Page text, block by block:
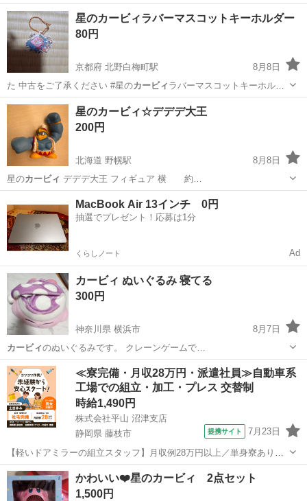
星のカービィラバーマスコットキーホルダー
80円
京都府 北野白梅町駅
8月8日
た 中古をご了承ください #星のカービィ ラバーマスコットキーホルダ
ー京都 京都市 北野白梅町駅 おもちゃ
星のカービィ☆デデデ大王
200円
北海道 野幌駅
8月8日
星のカービィ デデデ大王 フィギュア 横 約…
江別市 野幌駅 フィギュア 星のカービィ
MacBook Air 13インチ 0円
抽選でプレゼント！応募は1分
くらしノート Ad
カービィ ぬいぐるみ 寝てる
300円
神奈川県 横浜市
8月7日
カービィのぬいぐるみです。 クレーンゲームで…
神奈川 横浜市 おもちゃ
≪寮完備・月収28万円・派遣社員≫自動車系
工場での組立・加工・プレス 交替制
時給1,490円
株式会社平山 沼津支店
静岡県 藤枝市
提携サイト 7月23日
【軽いドアミラーの組立スタッフ】月収例28万円以上／単身寮あり／
年間休日121日／初めてさんも安心のカンタン作業 【未経験歓迎】軽
いドアミラーの組立スタッフ｜新設のキレイな工場◎男女活躍中！ 大
手自動車部品メーカーの新設工...
静岡 藤枝市 その他
かわいい❤️星のカービィ 2点セット
1,500円